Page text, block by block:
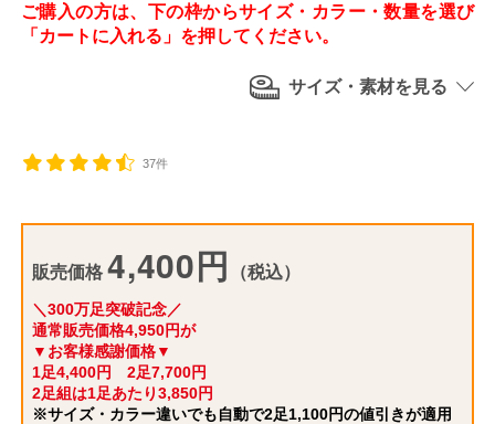
ご購入の方は、下の枠からサイズ・カラー・数量を選び
「カートに入れる」を押してください。
サイズ・素材を見る
37件
販売価格4,400円 （税込）
＼300万足突破記念／
通常販売価格4,950円が
▼お客様感謝価格▼
1足4,400円 2足7,700円
2足組は1足あたり3,850円
※サイズ・カラー違いでも自動で2足1,100円の値引きが適用